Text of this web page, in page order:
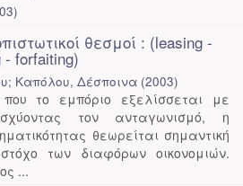
)
θεσμοί : (leasing -
forfaiting)
Καπόλου, Δέσποινα (2003)
το εμπόριο εξελίσσεται με
τον ανταγωνισμό, η
θεωρείται σημαντική
των διαφόρων οικονομιών.
...